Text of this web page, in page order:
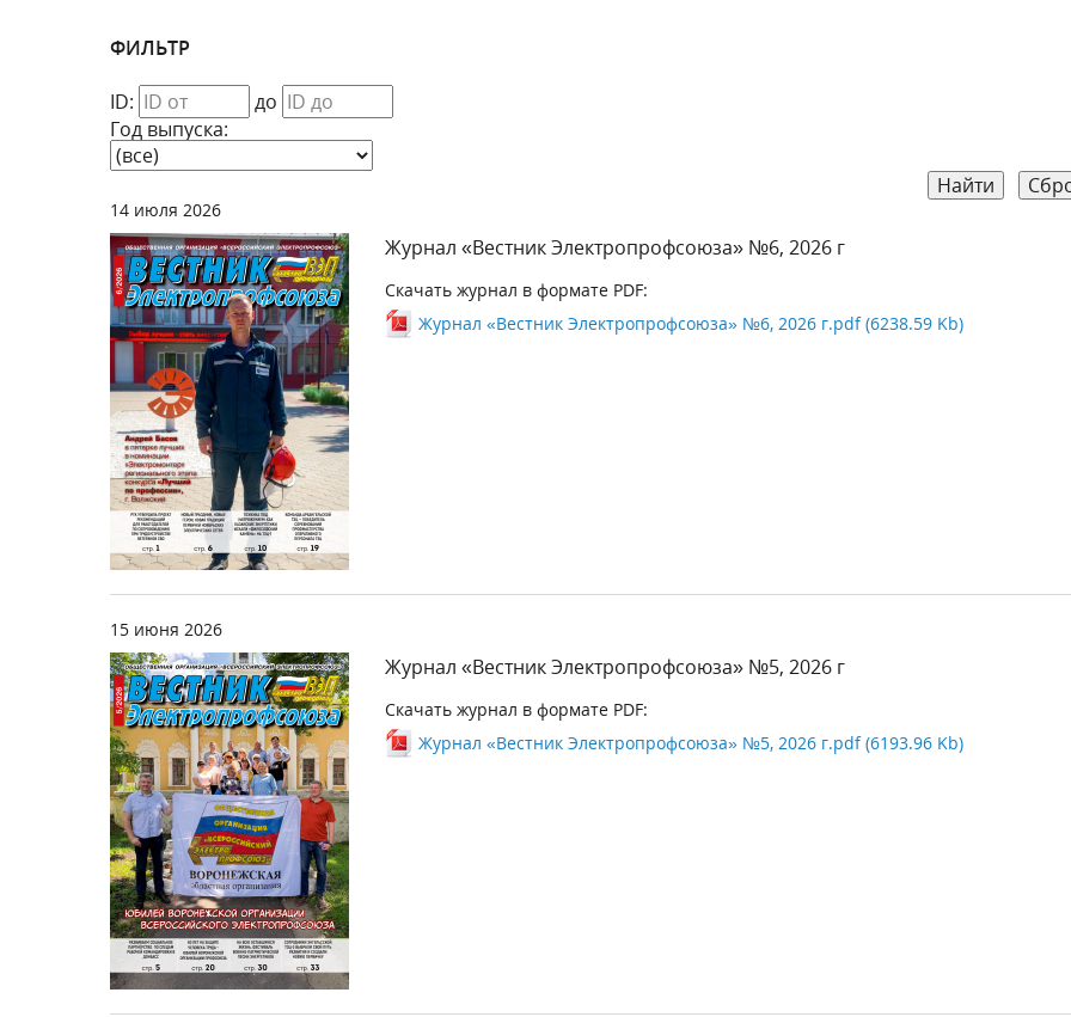
ФИЛЬТР
ID:
до
Год выпуска:
Найти
14 июля 2026
Журнал «Вестник Электропрофсоюза» №6, 2026 г
Скачать журнал в формате PDF:
Журнал «Вестник Электропрофсоюза» №6, 2026 г.pdf (6238.59 Kb)
15 июня 2026
Журнал «Вестник Электропрофсоюза» №5, 2026 г
Скачать журнал в формате PDF:
Журнал «Вестник Электропрофсоюза» №5, 2026 г.pdf (6193.96 Kb)